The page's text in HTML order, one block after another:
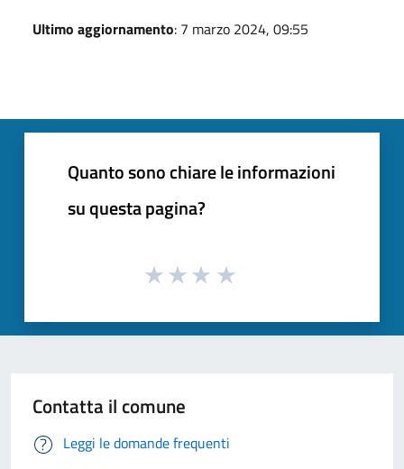
Ultimo aggiornamento: 7 marzo 2024, 09:55
Quanto sono chiare le informazioni
su questa pagina?
Contatta il comune
Leggi le domande frequenti